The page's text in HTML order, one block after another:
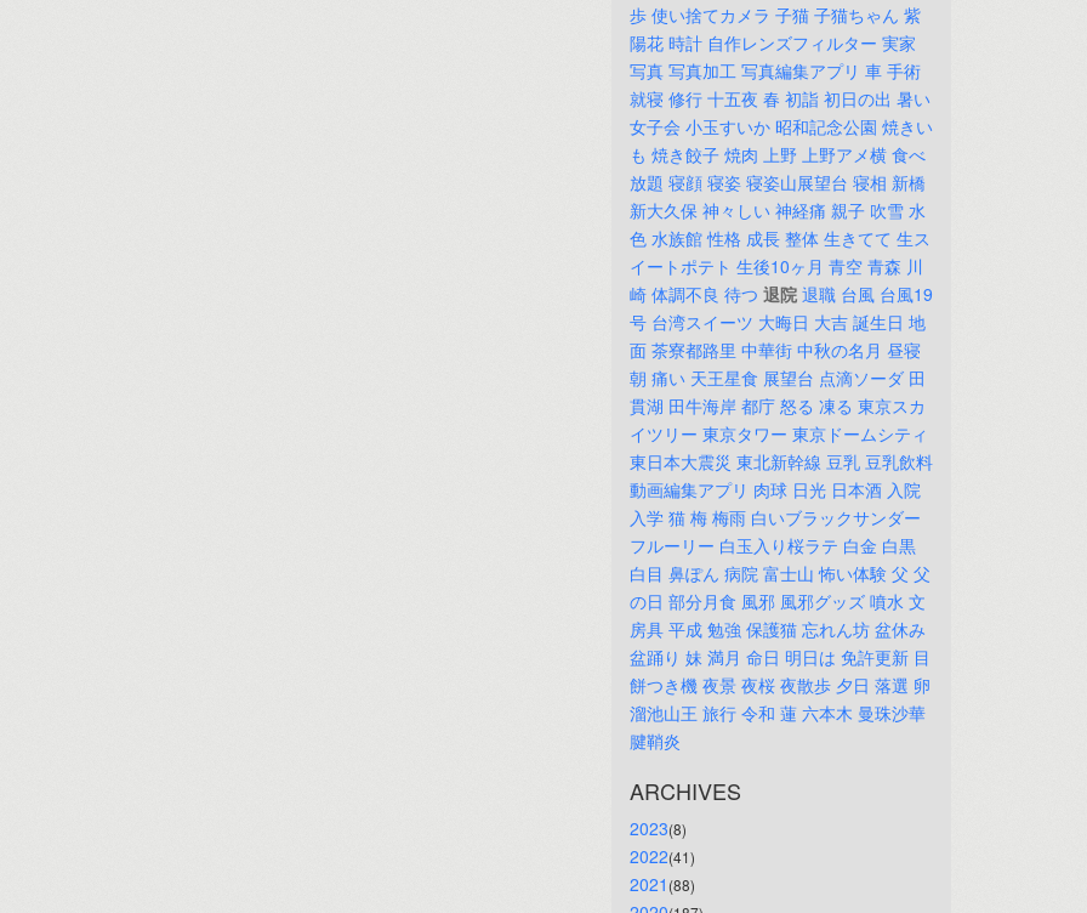
歩 使い捨てカメラ 子猫 子猫ちゃん 紫
陽花 時計 自作レンズフィルター 実家
写真 写真加工 写真編集アプリ 車 手術
就寝 修行 十五夜 春 初詣 初日の出 暑い
女子会 小玉すいか 昭和記念公園 焼きい
も 焼き餃子 焼肉 上野 上野アメ横 食べ
放題 寝顔 寝姿 寝姿山展望台 寝相 新橋
新大久保 神々しい 神経痛 親子 吹雪 水
色 水族館 性格 成長 整体 生きてて 生ス
イートポテト 生後10ヶ月 青空 青森 川
崎 体調不良 待つ 退院 退職 台風 台風19
号 台湾スイーツ 大晦日 大吉 誕生日 地
面 茶寮都路里 中華街 中秋の名月 昼寝
朝 痛い 天王星食 展望台 点滴ソーダ 田
貫湖 田牛海岸 都庁 怒る 凍る 東京スカ
イツリー 東京タワー 東京ドームシティ
東日本大震災 東北新幹線 豆乳 豆乳飲料
動画編集アプリ 肉球 日光 日本酒 入院
入学 猫 梅 梅雨 白いブラックサンダー
フルーリー 白玉入り桜ラテ 白金 白黒
白目 鼻ぽん 病院 富士山 怖い体験 父 父
の日 部分月食 風邪 風邪グッズ 噴水 文
房具 平成 勉強 保護猫 忘れん坊 盆休み
盆踊り 妹 満月 命日 明日は 免許更新 目
餅つき機 夜景 夜桜 夜散歩 夕日 落選 卵
溜池山王 旅行 令和 蓮 六本木 曼珠沙華
腱鞘炎
ARCHIVES
2023(8)
2022(41)
2021 (88)